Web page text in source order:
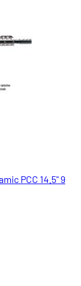
PCC 14.5" 9